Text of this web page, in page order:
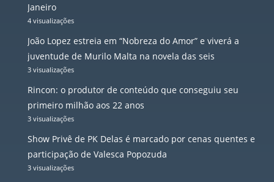
Janeiro
4 visualizações
João Lopez estreia em “Nobreza do Amor” e viverá a
juventude de Murilo Malta na novela das seis
3 visualizações
Rincon: o produtor de conteúdo que conseguiu seu
primeiro milhão aos 22 anos
3 visualizações
Show Privê de PK Delas é marcado por cenas quentes e
participação de Valesca Popozuda
3 visualizações